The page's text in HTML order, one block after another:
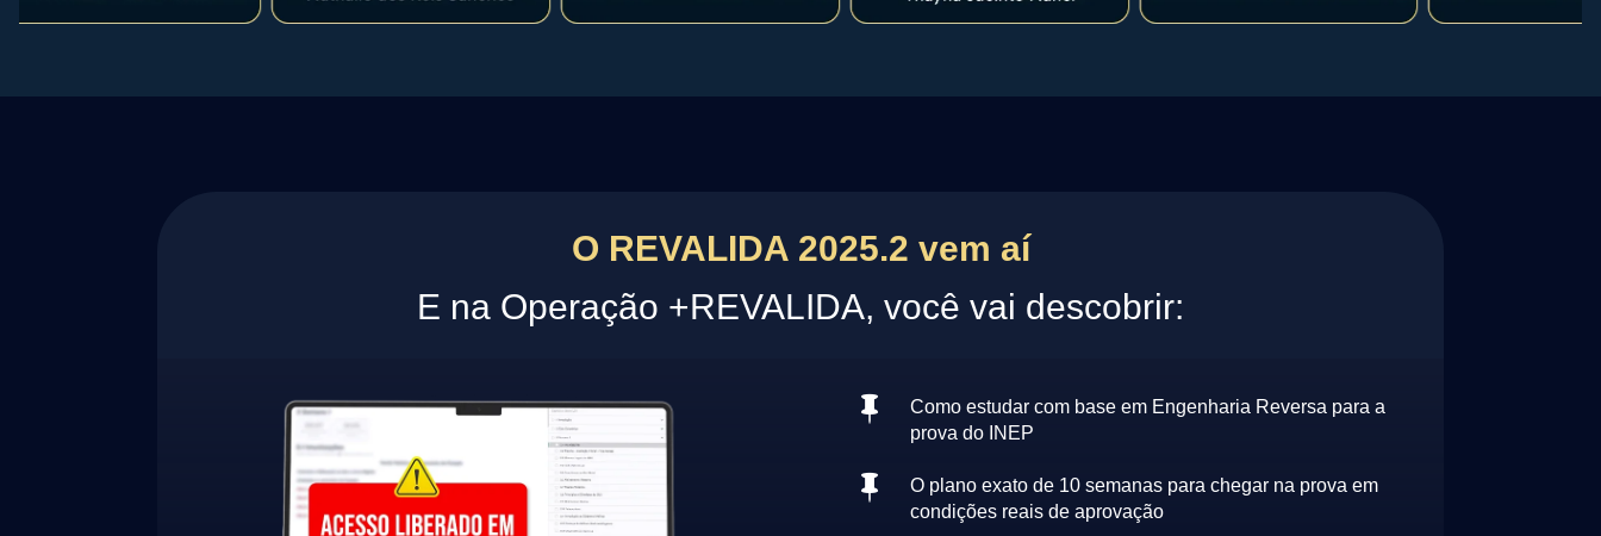
O REVALIDA 2025.2 vem aí
E na Operação +REVALIDA, você vai descobrir:

Como estudar com base em Engenharia Reversa para a
prova do INEP

O plano exato de 10 semanas para chegar na prova em
condições reais de aprovação